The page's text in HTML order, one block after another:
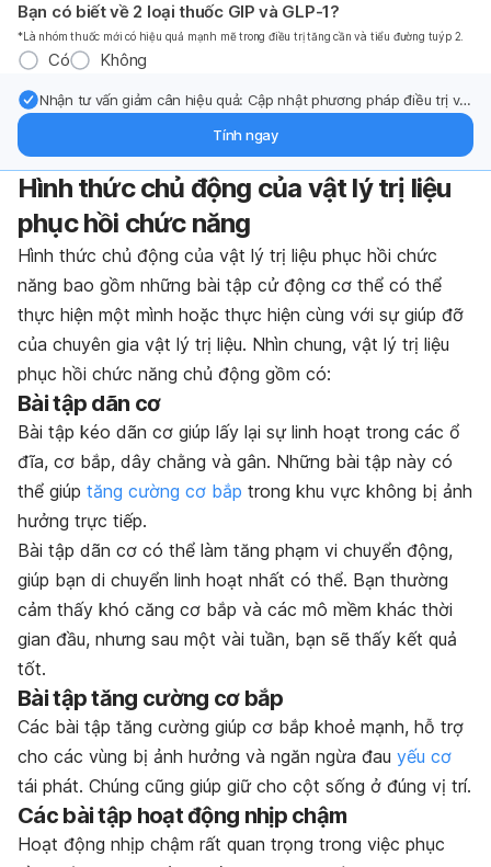
Bạn có biết về 2 loại thuốc GIP và GLP-1?
*Là nhóm thuốc mới có hiệu quả mạnh mẽ trong điều trị tăng cần và tiểu đường tuýp 2.
Có Không
Nhận tư vấn giảm cân hiệu quả: Cập nhật phương pháp điều trị và
Tính ngay
Hình thức chủ động của vật lý trị liệu
phục hồi chức năng
Hình thức chủ động của vật lý trị liệu phục hồi chức
năng bao gồm những bài tập cử động cơ thể có thể
thực hiện một mình hoặc thực hiện cùng với sự giúp đỡ
của chuyên gia vật lý trị liệu. Nhìn chung, vật lý trị liệu
phục hồi chức năng chủ động gồm có:
Bài tập dãn cơ
Bài tập kéo dãn cơ giúp lấy lại sự linh hoạt trong các ổ
đĩa, cơ bắp, dây chằng và gân. Những bài tập này có
thể giúp tăng cường cơ bắp trong khu vực không bị ảnh
hưởng trực tiếp.
Bài tập dãn cơ có thể làm tăng phạm vi chuyển động,
giúp bạn di chuyển linh hoạt nhất có thể. Bạn thường
cảm thấy khó căng cơ bắp và các mô mềm khác thời
gian đầu, nhưng sau một vài tuần, bạn sẽ thấy kết quả
tốt.
Bài tập tăng cường cơ bắp
Các bài tập tăng cường giúp cơ bắp khoẻ mạnh, hỗ trợ
cho các vùng bị ảnh hưởng và ngăn ngừa đau yếu cơ
tái phát. Chúng cũng giúp giữ cho cột sống ở đúng vị trí.
Các bài tập hoạt động nhịp chậm
Hoạt động nhịp chậm rất quan trọng trong việc phục